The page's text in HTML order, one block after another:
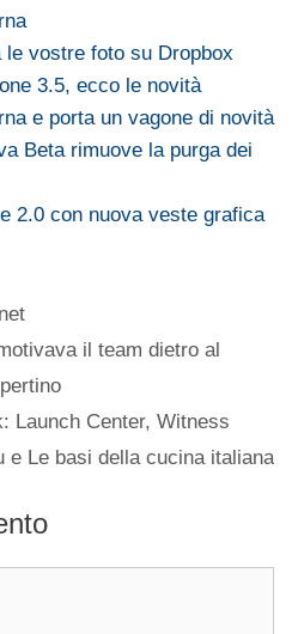
vostre foto su Dropbox
3.5, ecco le novità
e porta un vagone di novità
Beta rimuove la purga dei
2.0 con nuova veste grafica
il team dietro al
Launch Center, Witness
e Le basi della cucina italiana